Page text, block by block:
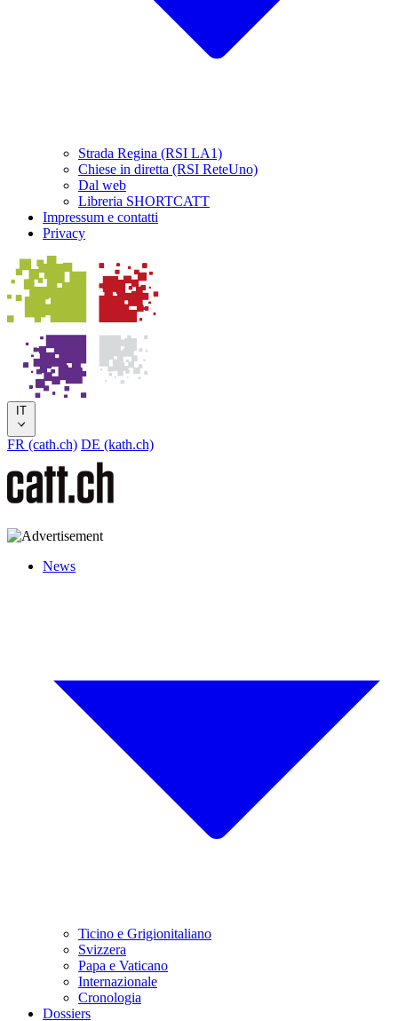
Strada Regina (RSI LA1)
Chiese in diretta (RSI ReteUno)
Dal web
Libreria SHORTCATT
Impressum e contatti
Privacy
IT
FR (cath.ch) DE (kath.ch)
News
Ticino e Grigionitaliano
Svizzera
Papa e Vaticano
Internazionale
Cronologia
Dossiers